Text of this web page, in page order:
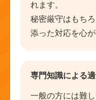
れます。
秘密厳守はもち
添った対応を心が
専門知識による
一般の方には難